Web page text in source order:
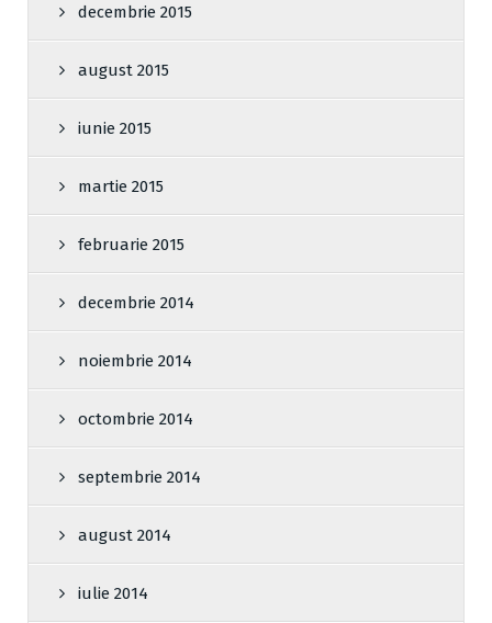
decembrie 2015
august 2015
iunie 2015
martie 2015
februarie 2015
decembrie 2014
noiembrie 2014
octombrie 2014
septembrie 2014
august 2014
iulie 2014